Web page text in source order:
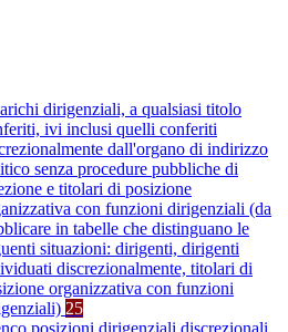
dirigenziali, a qualsiasi titolo
ivi inclusi quelli conferiti
dall'organo di indirizzo
senza procedure pubbliche di
e titolari di posizione
con funzioni dirigenziali (da
in tabelle che distinguano le
situazioni: dirigenti, dirigenti
discrezionalmente, titolari di
organizzativa con funzioni
25